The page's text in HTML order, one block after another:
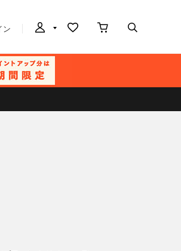
ン